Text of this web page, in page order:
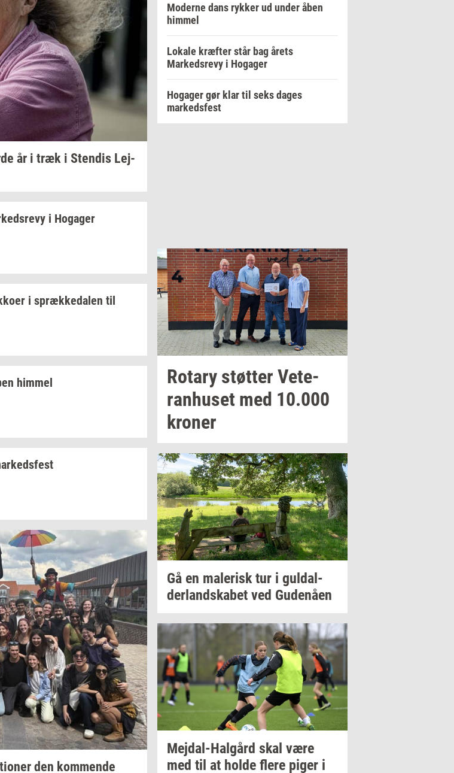
år i træk i Sten­dis Lej­
i Ho­ga­ger
i spræk­ke­da­len til
him­mel
den kom­men­de
Moderne dans rykker ud under åben
himmel
Lokale kræfter står bag årets
Markedsrevy i Hogager
Hogager gør klar til seks dages
markedsfest
Ro­tary støt­ter Ve­te­
ran­hu­set med 10.000
kro­ner
Gå en ma­le­risktur i gul­dal­
der­land­ska­bet ved Gu­denå­en
Mejdal-​Halgård skal være
med til at holde flere piger i